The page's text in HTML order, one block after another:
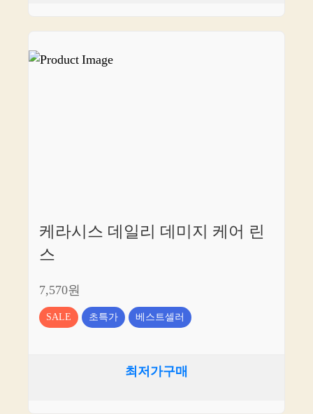
케라시스 데일리 데미지 케어 린
스
7,570원
SALE 초특가 베스트셀러
최저가구매